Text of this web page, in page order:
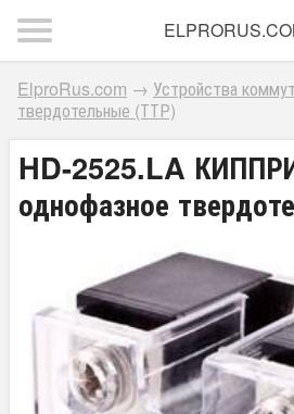
ElproRus.com → Устройства
твердотельные (ТТР)
HD-2525.LA
однофазное